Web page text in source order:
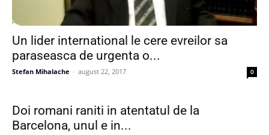
Un lider international le cere evreilor sa
paraseasca de urgenta o...
Stefan Mihalache - august 22, 2017 0
Doi romani raniti in atentatul de la
Barcelona, unul e in...